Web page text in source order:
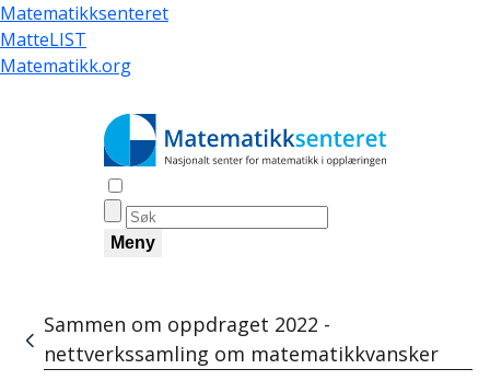
Hopp
til
hovedinnhold
Matematikksenteret
MatteLIST
Matematikk.org
Meny
Navigasjonssti
Sammen om oppdraget 2022 -
nettverkssamling om matematikkvansker